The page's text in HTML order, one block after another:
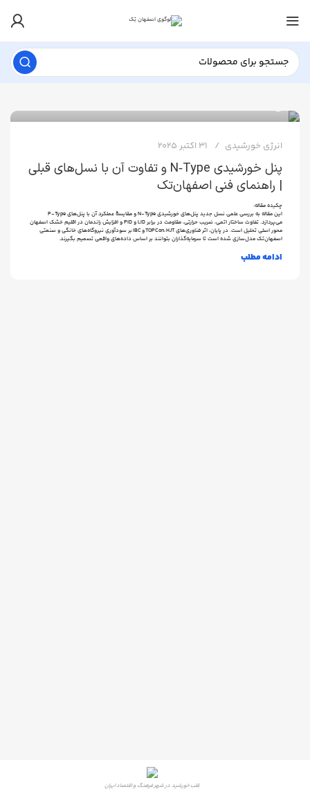
انرژی خورشیدی 31 اکتبر 2025
پنل خورشیدی N‑Type و تفاوت آن با نسل‌های قبلی
| راهنمای فنی اصفهان‌تک
چکیده مقاله:
این مقاله به بررسی علمی نسل جدید پنل‌های خورشیدی N‑Type و مقایسهٔ عملکرد آن با پنل‌های P‑Type
می‌پردازد. تفاوت ساختار اتمی، ضریب حرارتی، مقاومت در برابر LID و PID و افزایش راندمان در اقلیم خشک اصفهان
محور اصلی تحلیل است. در پایان، اثر فناوری‌های TOPCon، HJT و IBC بر سودآوری نیروگاه‌های خانگی و صنعتی
اصفهان‌تک مدل‌سازی شده است تا سرمایه‌گذاران بتوانند بر اساس داده‌های واقعی تصمیم بگیرند.
ادامه مطلب
قلب خورشید در شهر فرهنگ و اقتصاد ایران